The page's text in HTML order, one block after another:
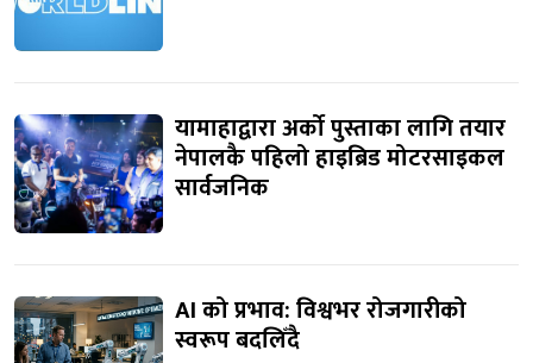
यामाहाद्वारा अर्को पुस्ताका लागि तयार
नेपालकै पहिलो हाइब्रिड मोटरसाइकल
सार्वजनिक
AI को प्रभाव: विश्वभर रोजगारीको
स्वरूप बदलिँदै